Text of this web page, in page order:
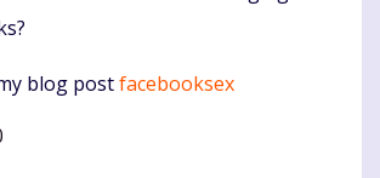
blog postfacebooksex